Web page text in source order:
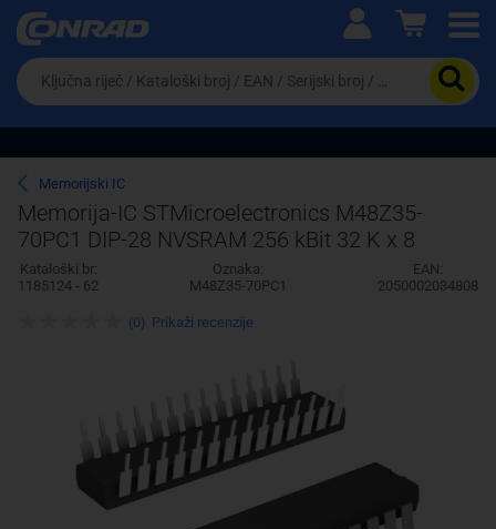
Ova postavka prilagođava asortiman proizvoda i
cijene vašim potrebama.
Pravno lice
Da
biste
potražili
proizvod,
unesite
ključnu
riječ,
kataloški
broj,
EAN
ili
Memorijski IC
Memorija-IC STMicroelectronics M48Z35-
70PC1 DIP-28 NVSRAM 256 kBit 32 K x 8
Kataloški br:
1185124 - 62
Oznaka:
M48Z35-70PC1
EAN:
2050002034808
(0) Prikaži recenzije